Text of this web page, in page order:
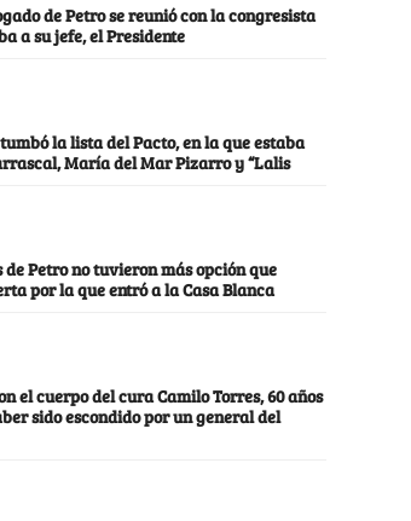
de Petro se reunió con la congresista
a su jefe, el Presidente
la lista del Pacto, en la que estaba
María del Mar Pizarro y “Lalis
de Petro no tuvieron más opción que
por la que entró a la Casa Blanca
el cuerpo del cura Camilo Torres, 60 años
sido escondido por un general del